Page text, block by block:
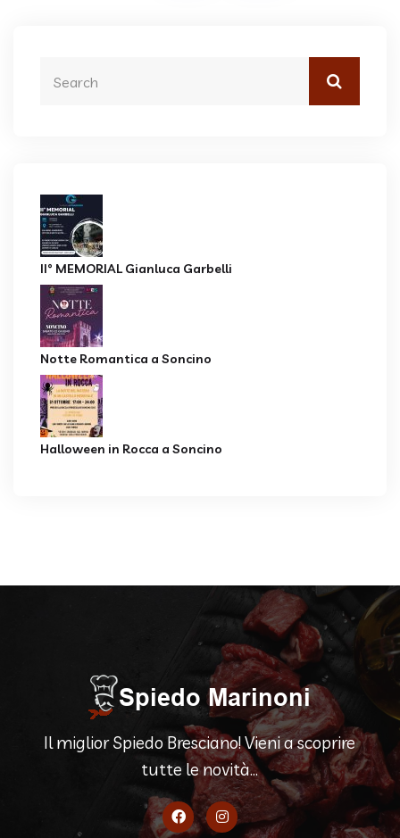
II° MEMORIAL Gianluca Garbelli
Notte Romantica a Soncino
Halloween in Rocca a Soncino
Il miglior Spiedo Bresciano! Vieni a scoprire
tutte le novità...